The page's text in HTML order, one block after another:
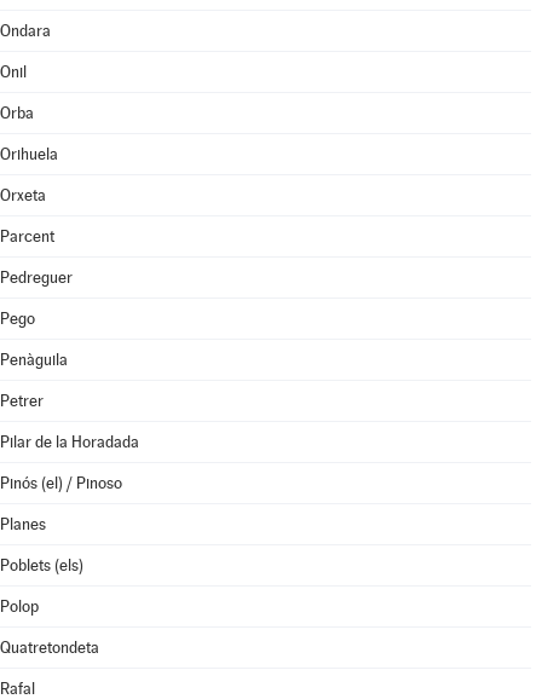
Ondara
Onil
Orba
Orihuela
Orxeta
Parcent
Pedreguer
Pego
Penàguila
Petrer
Pilar de la Horadada
Pinós (el) / Pinoso
Planes
Poblets (els)
Polop
Quatretondeta
Rafal